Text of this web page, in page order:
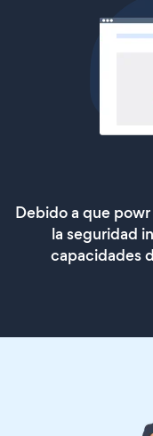
Debido a que
la seguridad
capacidades